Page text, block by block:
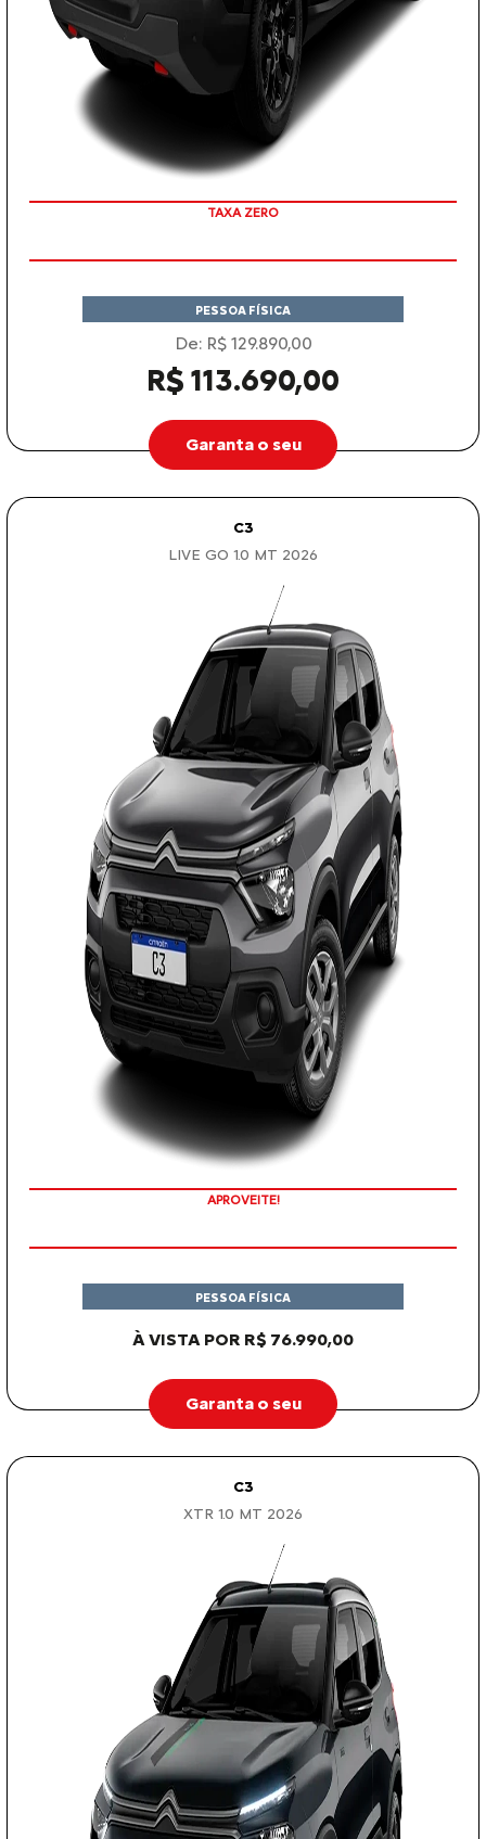
COM SEU USADO NA TROCA
PESSOA FÍSICA
De: R$ 129.890,00
R$ 113.690,00
Garanta o seu
C3
LIVE GO 1.0 MT 2026
APROVEITE!
À VISTA POR R$ 76.990,00
PESSOA FÍSICA
Garanta o seu
C3
XTR 1.0 MT 2026